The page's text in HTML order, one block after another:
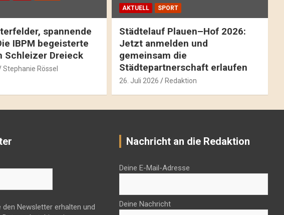
spannende
IBPM begeisterte
Schleizer Dreieck
Stephanie Rössel
AKTUELL SPORT
Städtelauf Plauen–Hof 2026:
Jetzt anmelden und
gemeinsam die
Städtepartnerschaft erlaufen
26. Juli 2026 Redaktion
Newsletter erhalten und
Nachricht an die Redaktion
Deine E-Mail-Adresse
Deine Nachricht